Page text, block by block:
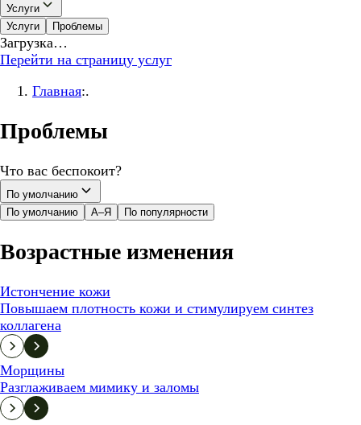
Услуги
Услуги
Проблемы
Загрузка…
Перейти на страницу услуг
Главная:.
Проблемы
Что вас беспокоит?
По умолчанию
По умолчанию
А–Я По популярности
Возрастные изменения
Истончение кожи
Повышаем плотность кожи и стимулируем синтез
коллагена
Морщины
Разглаживаем мимику и заломы